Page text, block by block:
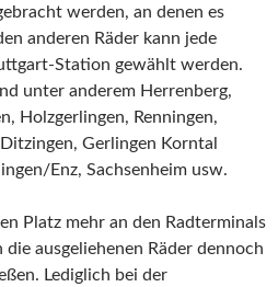
werden, an denen es
anderen Räder kann jede
Station gewählt werden.
unter anderem Herrenberg,
Holzgerlingen, Renningen,
Gerlingen Korntal
Enz, Sachsenheim usw.
Platz mehr an den Radterminals
ausgeliehenen Räder dennoch
Lediglich bei der